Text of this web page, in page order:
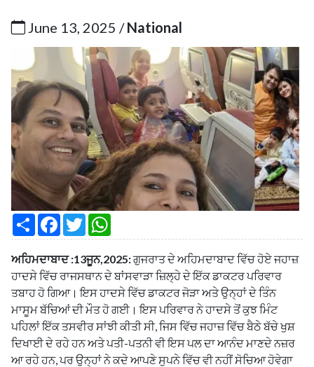
June 13, 2025 /National
S
a
r
e
F
c
e
b
o
o
k
T
w
i
t
t
e
r
a
t
s
A
p
p
ਅਹਿਮਦਾਬਾਦ :13ਜੂਨ,2025:ਗੁਜਰਾਤ ਦੇ ਅਹਿਮਦਾਬਾਦ ਵਿੱਚ ਹੋਏ ਜਹਾਜ਼
ਹਾਦਸੇ ਵਿੱਚ ਰਾਜਸਥਾਨ ਦੇ ਬਾਂਸਵਾੜਾ ਜ਼ਿਲ੍ਹੇ ਦੇ ਇੱਕ ਡਾਕਟਰ ਪਰਿਵਾਰ
ਤਬਾਹ ਹੋ ਗਿਆ। ਇਸ ਹਾਦਸੇ ਵਿੱਚ ਡਾਕਟਰ ਜੋੜਾ ਅਤੇ ਉਨ੍ਹਾਂ ਦੇ ਤਿੰਨ
ਮਾਸੂਮ ਬੱਚਿਆਂ ਦੀ ਮੌਤ ਹੋ ਗਈ। ਇਸ ਪਰਿਵਾਰ ਨੇ ਹਾਦਸੇ ਤੋਂ ਕੁਝ ਮਿੰਟ
ਪਹਿਲਾਂ ਇੱਕ ਤਸਵੀਰ ਸਾਂਝੀ ਕੀਤੀ ਸੀ, ਜਿਸ ਵਿੱਚ ਜਹਾਜ਼ ਵਿੱਚ ਬੈਠੇ ਬੱਚੇ ਖੁਸ਼
ਦਿਖਾਈ ਦੇ ਰਹੇ ਹਨ ਅਤੇ ਪਤੀ-ਪਤਨੀ ਵੀ ਇਸ ਪਲ ਦਾ ਆਨੰਦ ਮਾਣਦੇ ਨਜ਼ਰ
ਆ ਰਹੇ ਹਨ, ਪਰ ਉਨ੍ਹਾਂ ਨੇ ਕਦੇ ਆਪਣੇ ਸੁਪਨੇ ਵਿੱਚ ਵੀ ਨਹੀਂ ਸੋਚਿਆ ਹੋਵੇਗਾ